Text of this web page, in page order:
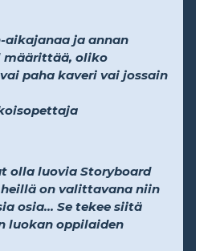
aikajanaa ja annan
määrittää, oliko
paha kaveri vai jossain
olla luovia Storyboard
heillä on valittavana niin
osia... Se tekee siitä
luokan oppilaiden